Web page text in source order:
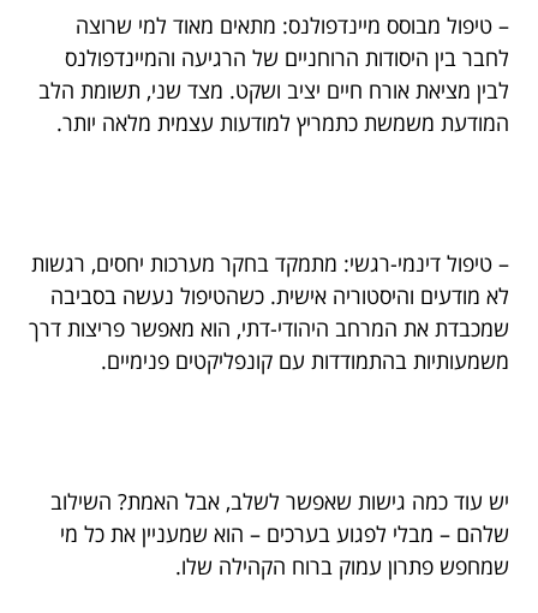
– טיפול מבוסס מיינדפולנס: מתאים מאוד למי שרוצה
לחבר בין היסודות הרוחניים של הרגיעה והמיינדפולנס
לבין מציאת אורח חיים יציב ושקט. מצד שני, תשומת הלב
המודעת משמשת כתמריץ למודעות עצמית מלאה יותר.
– טיפול דינמי-רגשי: מתמקד בחקר מערכות יחסים, רגשות
לא מודעים והיסטוריה אישית. כשהטיפול נעשה בסביבה
שמכבדת את המרחב היהודי-דתי, הוא מאפשר פריצות דרך
משמעותיות בהתמודדות עם קונפליקטים פנימיים.
יש עוד כמה גישות שאפשר לשלב, אבל האמת? השילוב
שלהם – מבלי לפגוע בערכים – הוא שמעניין את כל מי
שמחפש פתרון עמוק ברוח הקהילה שלו.